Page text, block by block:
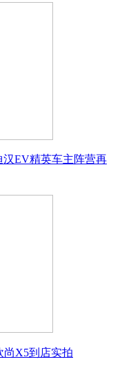
EV精英车主阵营再
尚X5到店实拍